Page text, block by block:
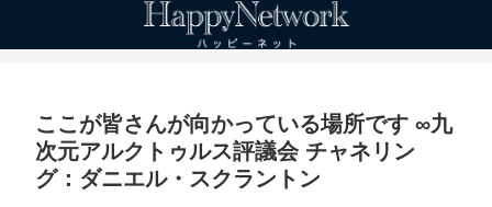
ここが皆さんが向かっている場所です ∞九
次元アルクトゥルス評議会 チャネリン
グ：ダニエル・スクラントン